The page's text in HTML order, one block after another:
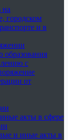
на
городском
и в
образования
с
от
акты в сфере
и иные акты в